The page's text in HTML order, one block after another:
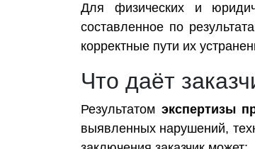
Для физических и
составленное по
корректные пути их
Что даёт
Результатом экспертизы
выявленных нарушений,